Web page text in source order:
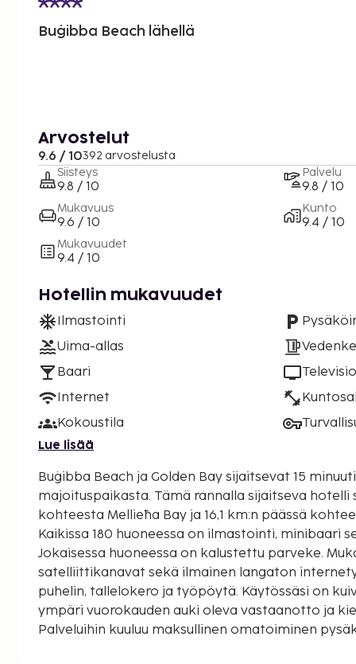
Buġibba Beach lähellä
Arvostelut
9.6 / 10392 arvostelusta
Siisteys
9.8 / 10
Mukavuus
9.6 / 10
Mukavuudet
9.4 / 10
Palvelu
9.8 / 10
Kunto
9.4 / 10
Hotellin mukavuudet
Ilmastointi
Uima-allas
Baari
Internet
Kokoustila
Televisio
Lue lisää
Buġibba Beach ja Golden Bay sijaitsevat 15
majoituspaikasta. Tämä rannalla sijaitseva hotelli sijaitsee 11,3 km:n päässä
kohteesta Mellieħa Bay ja 16,1 km:n päässä
Kaikissa 180 huoneessa on ilmastointi, minibaari
Jokaisessa huoneessa on kalustettu parveke.
satelliittikanavat sekä ilmainen langaton
puhelin, tallelokero ja työpöytä. Käytössäsi on kuivapesula-/pesulapalvelut,
ympäri vuorokauden auki oleva vastaanotto ja
Palveluihin kuuluu maksullinen omatoiminen